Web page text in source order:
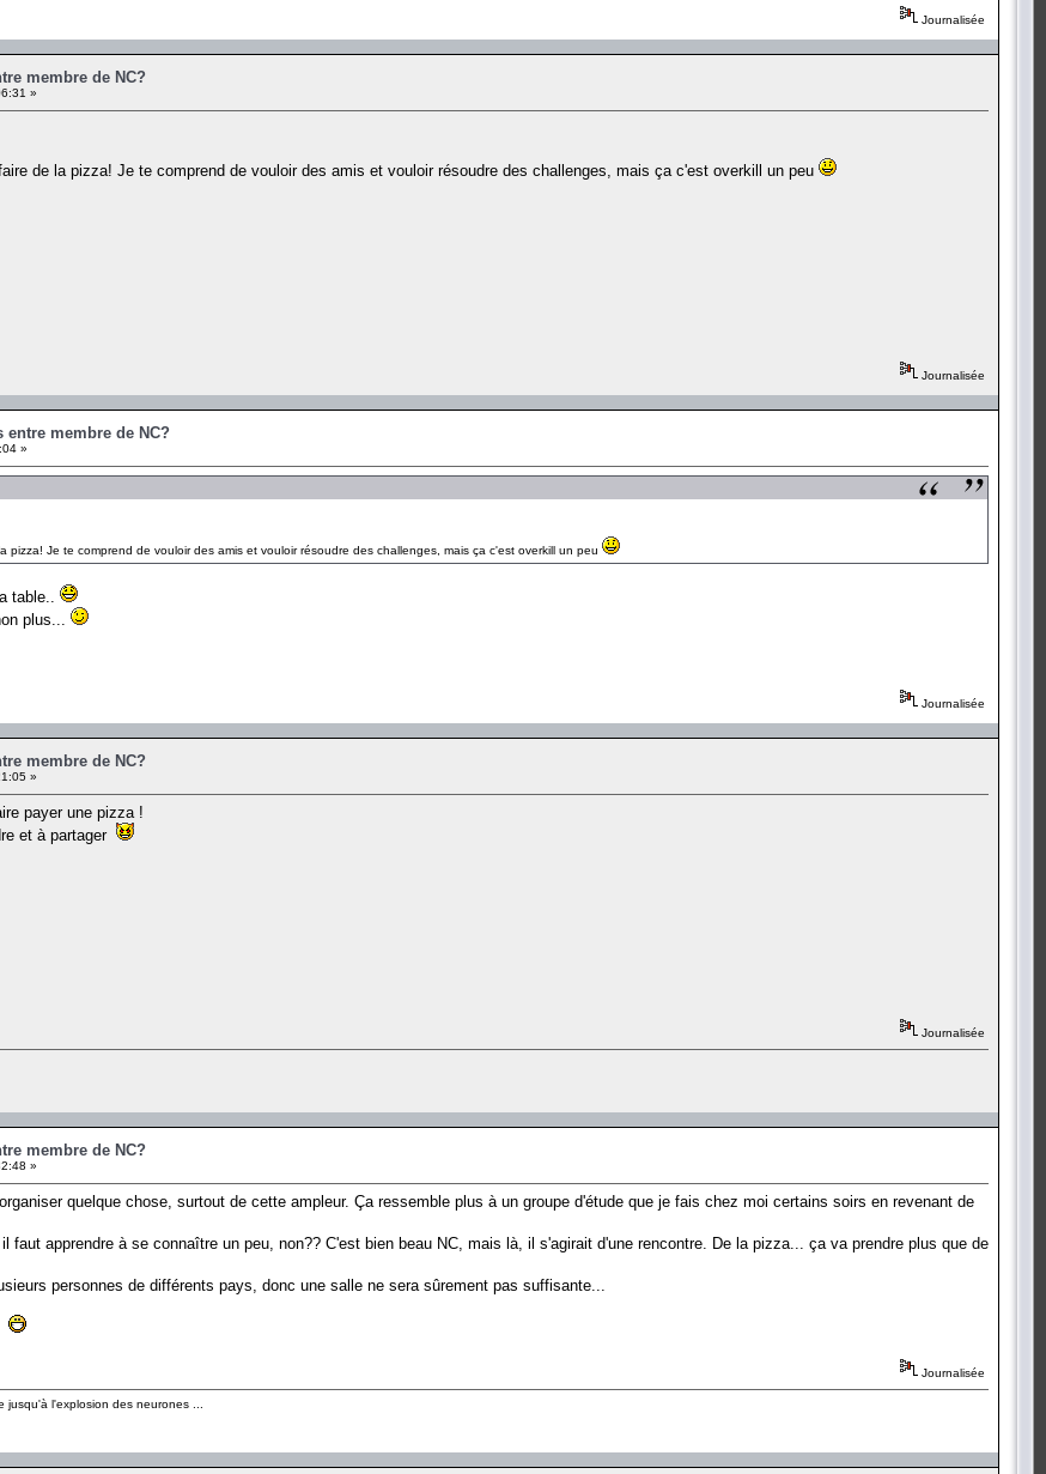
Journalisée
membre de NC?
»
de la pizza! Je te comprend de vouloir des amis et vouloir résoudre des challenges, mais ça c'est overkill un peu
Journalisée
entre membre de NC?
»
pizza! Je te comprend de vouloir des amis et vouloir résoudre des challenges, mais ça c'est overkill un peu
table..
plus...
Journalisée
membre de NC?
»
payer une pizza !
et à partager
Journalisée
membre de NC?
»
quelque chose, surtout de cette ampleur. Ça ressemble plus à un groupe d'étude que je fais chez moi certains soirs en revenant de
faut apprendre à se connaître un peu, non?? C'est bien beau NC, mais là, il s'agirait d'une rencontre. De la pizza... ça va prendre plus que de
personnes de différents pays, donc une salle ne sera sûrement pas suffisante...
Journalisée
l'explosion des neurones ...